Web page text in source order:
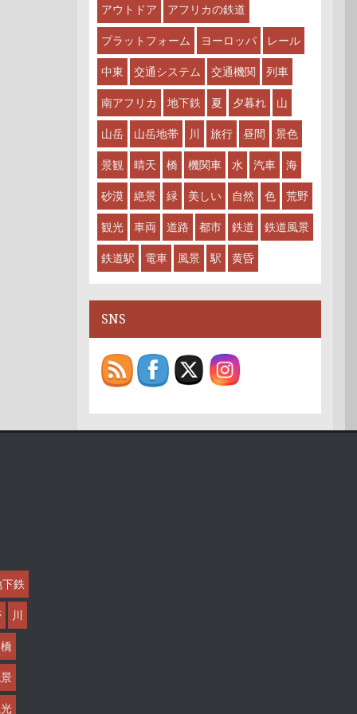
アウトドア アフリカの鉄道
プラットフォーム ヨーロッパ レール
中東 交通システム 交通機関 列車
南アフリカ 地下鉄 夏 夕暮れ 山
山岳 山岳地帯 川 旅行 昼間 景色
景観 晴天 橋 機関車 水 汽車 海
砂漠 絶景 緑 美しい 自然 色 荒野
観光 車両 道路 都市 鉄道 鉄道風景
鉄道駅 電車 風景 駅 黄昏
SNS
鉄
川
橋